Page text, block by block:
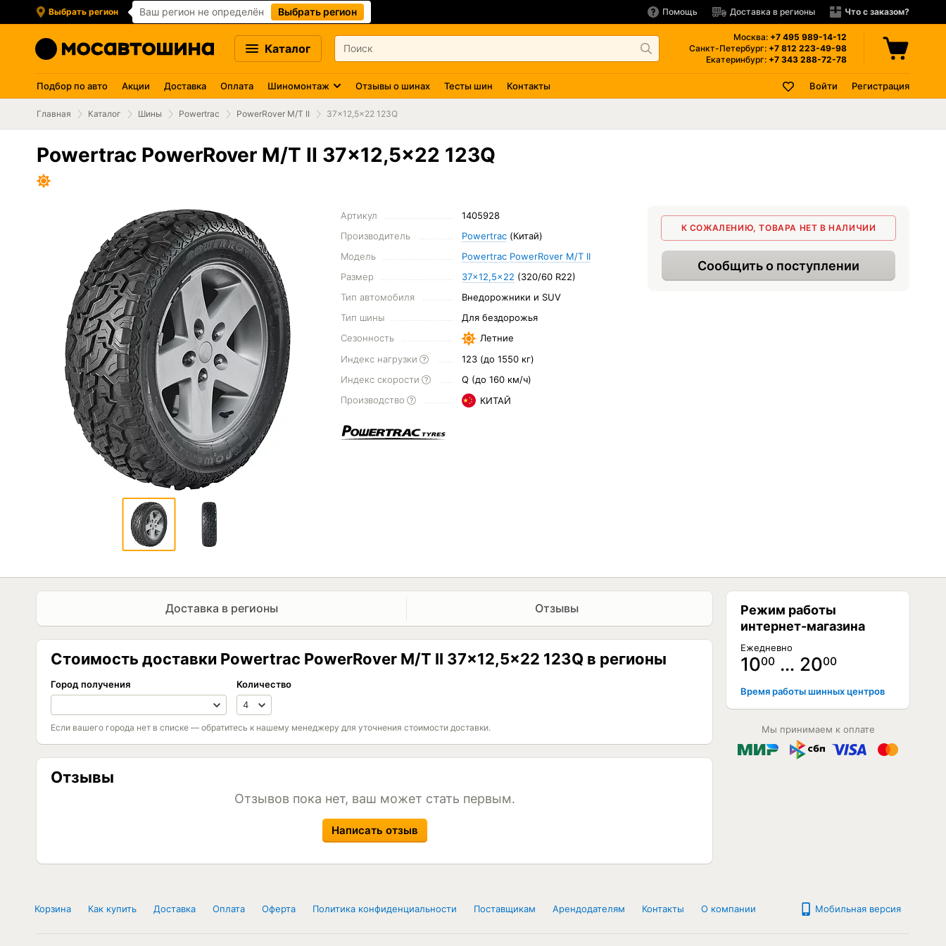
Выбрать регион Ваш регион не определён Выбрать регион Помощь Доставка в регионы Что с заказом?
Каталог
Москва: +7 495 989-14-12
Санкт-Петербург: +7 812 223-49-98
Екатеринбург: +7 343 288-72-78
Подбор по авто Акции Доставка Оплата Шиномонтаж Отзывы о шинах Тесты шин Контакты Войти Регистрация
Главная Каталог Шины Powertrac PowerRover M/T II 37x12,5x22 123Q
Powertrac PowerRover M/T II 37x12,5x22 123Q
Артикул
1405928
Производитель
Powertrac(Китай)
Модель
Powertrac PowerRover M/T II
Размер
37x12,5x22 (320/60 R22)
Тип автомобиля
Внедорожники и SUV
Тип шины
Для бездорожья
Сезонность
Летние
Индекс нагрузки
123 (до 1550 кг)
Индекс скорости
Q (до 160 км/ч)
Производство
КИТАЙ
К СОЖАЛЕНИЮ, ТОВАРА НЕТ В НАЛИЧИИ
Сообщить о поступлении
Доставка в регионы Отзывы
Стоимость доставки Powertrac PowerRover M/T II 37x12,5x22 123Q в регионы
Город получения Количество
Если вашего города нет в списке — обратитесь к нашему менеджеру для уточнения стоимости доставки.
Отзывы
Отзывов пока нет, ваш может стать первым.
Написать отзыв
Режим работы
интернет-магазина
Ежедневно
1000 … 2000
Время работы шинных центров
Мы принимаем к оплате
Корзина Как купить Доставка Оплата Оферта Политика конфиденциальности Поставщикам Арендодателям Контакты О компании Мобильная версия